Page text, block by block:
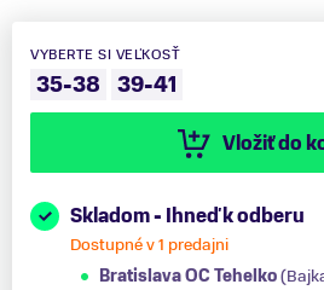
VYBERTE SI VEĽKOSŤ
35-38 39-41
Vložiť do
Skladom - Ihneď k odberu
Dostupné v 1 predajni
Bratislava OC Tehelko